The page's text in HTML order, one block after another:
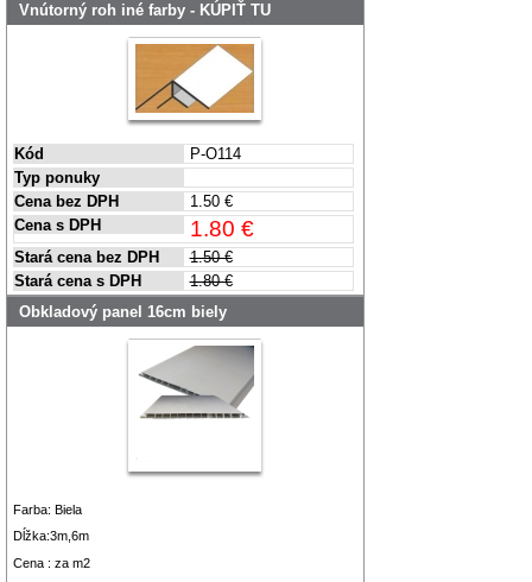
Vnútorný roh iné farby - KÚPIŤ TU
Kód
P-O114
Typ ponuky
Cena bez DPH
1.50 €
Cena s DPH
1.80 €
Stará cena bez DPH
1.50 €
Stará cena s DPH
1.80 €
Obkladový panel 16cm biely
Farba: Biela
Dĺžka:3m,6m
Cena : za m2